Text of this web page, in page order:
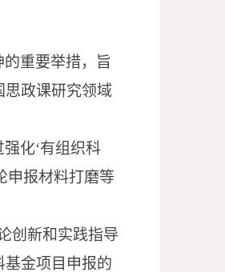
重要举措，旨
思政课研究领域
强化‘有组织科
申报材料打磨等
创新和实践指导
金项目申报的